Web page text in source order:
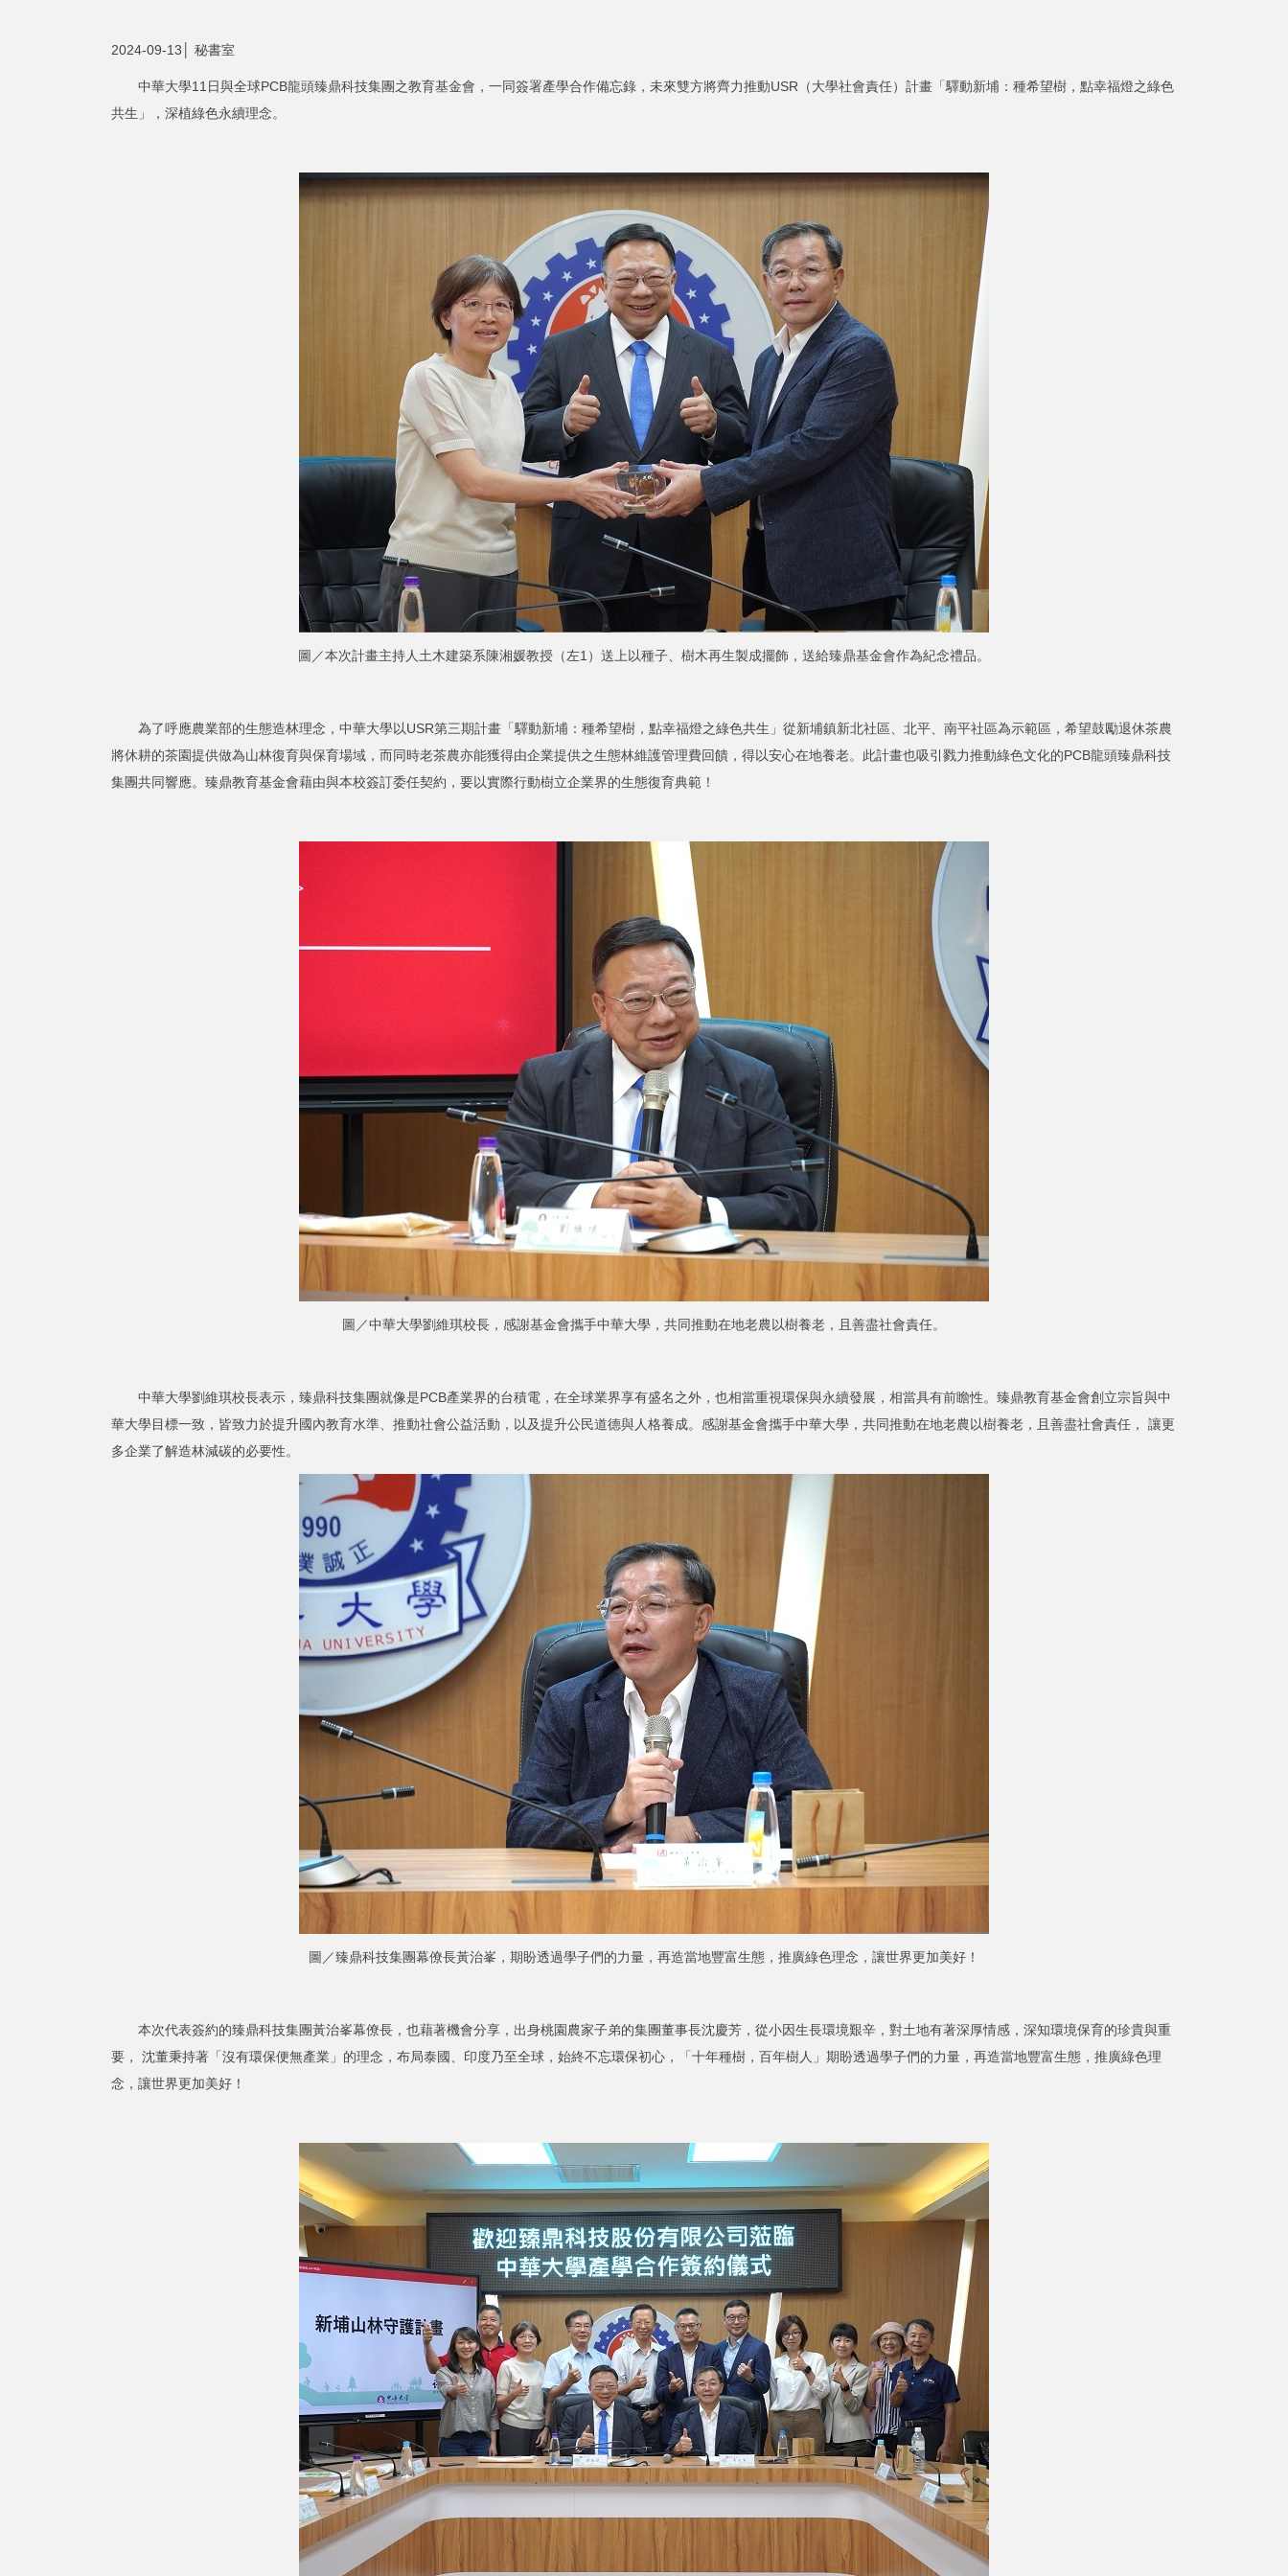
2024-09-13│ 秘書室
中華大學11日與全球PCB龍頭臻鼎科技集團之教育基金會，一同簽署產學合作備忘錄，未來雙方將齊力推動USR（大學社會責任）計畫「驛動新埔：種希望樹，點幸福燈之綠色
共生」，深植綠色永續理念。
圖／本次計畫主持人土木建築系陳湘媛教授（左1）送上以種子、樹木再生製成擺飾，送給臻鼎基金會作為紀念禮品。
為了呼應農業部的生態造林理念，中華大學以USR第三期計畫「驛動新埔：種希望樹，點幸福燈之綠色共生」從新埔鎮新北社區、北平、南平社區為示範區，希望鼓勵退休茶農
將休耕的茶園提供做為山林復育與保育場域，而同時老茶農亦能獲得由企業提供之生態林維護管理費回饋，得以安心在地養老。此計畫也吸引戮力推動綠色文化的PCB龍頭臻鼎科技
集團共同響應。臻鼎教育基金會藉由與本校簽訂委任契約，要以實際行動樹立企業界的生態復育典範！
圖／中華大學劉維琪校長，感謝基金會攜手中華大學，共同推動在地老農以樹養老，且善盡社會責任。
中華大學劉維琪校長表示，臻鼎科技集團就像是PCB產業界的台積電，在全球業界享有盛名之外，也相當重視環保與永續發展，相當具有前瞻性。臻鼎教育基金會創立宗旨與中
華大學目標一致，皆致力於提升國內教育水準、推動社會公益活動，以及提升公民道德與人格養成。感謝基金會攜手中華大學，共同推動在地老農以樹養老，且善盡社會責任， 讓更
多企業了解造林減碳的必要性。
圖／臻鼎科技集團幕僚長黃治峯，期盼透過學子們的力量，再造當地豐富生態，推廣綠色理念，讓世界更加美好！
本次代表簽約的臻鼎科技集團黃治峯幕僚長，也藉著機會分享，出身桃園農家子弟的集團董事長沈慶芳，從小因生長環境艱辛，對土地有著深厚情感，深知環境保育的珍貴與重
要， 沈董秉持著「沒有環保便無產業」的理念，布局泰國、印度乃至全球，始終不忘環保初心，「十年種樹，百年樹人」期盼透過學子們的力量，再造當地豐富生態，推廣綠色理
念，讓世界更加美好！